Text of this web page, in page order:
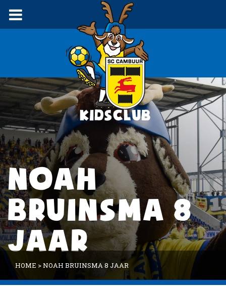
NOAH
BRUINSMA 8
JAAR
HOME >NOAH BRUINSMA 8 JAAR